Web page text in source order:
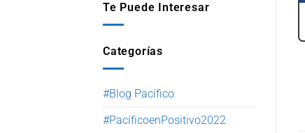
Te Puede Interesar
Categorías
#Blog Pacífico
#PacíficoenPositivo2022